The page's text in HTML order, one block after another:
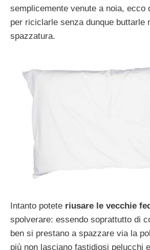
semplicemente venute a noia, ecco
per riciclarle senza dunque buttarle
spazzatura.
Intanto potete riusare le vecchie
spolverare: essendo soprattutto di
ben si prestano a spazzare via la
più non lasciano fastidiosi pelucchi